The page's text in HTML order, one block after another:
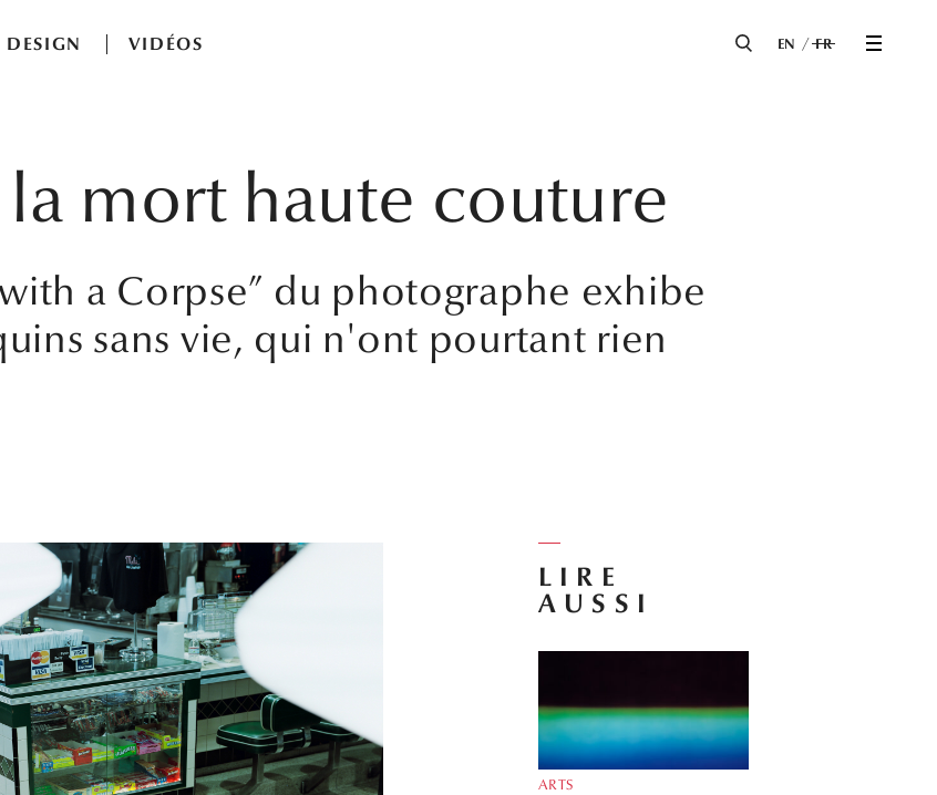
DESIGN VIDÉOS EN FR
mort haute couture
with a Corpse” du photographe exhibe
sans vie, qui n'ont pourtant rien
LIRE
AUSSI
ARTS